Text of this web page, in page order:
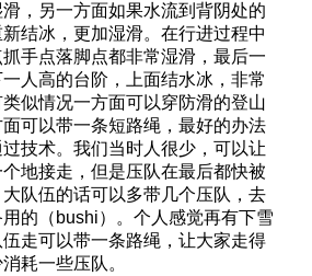
，另一方面如果水流到背阴处的
结冰，更加湿滑。在行进过程中
手点落脚点都非常湿滑，最后一
人高的台阶，上面结水冰，非常
似情况一方面可以穿防滑的登山
可以带一条短路绳，最好的办法
技术。我们当时人很少，可以让
地接走，但是压队在最后都快被
大队伍的话可以多带几个压队，去
的（bushi）。个人感觉再有下雪
走可以带一条路绳，让大家走得
耗一些压队。